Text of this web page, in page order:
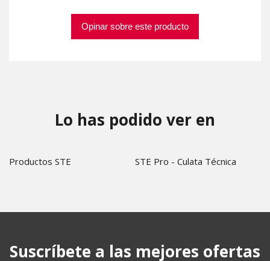
Opinar sobre este producto
Lo has podido ver en
Productos STE STE Pro - Culata Técnica
Suscríbete a las mejores ofertas